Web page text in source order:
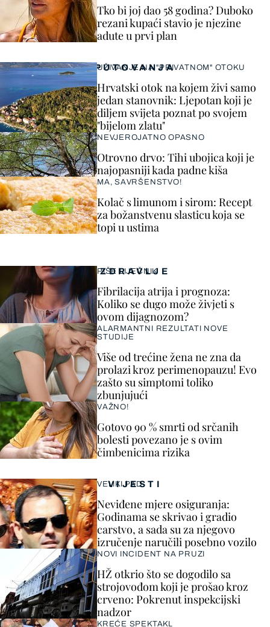
VIJESTI
VELIKI PAD
Neviđene mjere osiguranja:
Godinama se skrivao i gradio
carstvo, a sada su za njegovo
izručenje naručili posebno vozilo
NOVI INCIDENT NA PRUZI
HŽ otkrio što se dogodilo sa
strojovođom koji je prošao kroz
crveno: Pokrenut inspekcijski
nadzor
KREĆE SPEKTAKL
Tko bi joj dao 58 godina? Duboko
rezani kupaći stavio je njezine
adute u prvi plan
ZDRAVLJE
PIŠE LIJEČNIK
Fibrilacija atrija i prognoza:
Koliko se dugo može živjeti s
ovom dijagnozom?
ALARMANTNI REZULTATI NOVE
STUDIJE
Više od trećine žena ne zna da
prolazi kroz perimenopauzu! Evo
zašto su simptomi toliko
zbunjujući
VAŽNO!
Gotovo 90 % smrti od srčanih
bolesti povezano je s ovim
čimbenicima rizika
PUTOVANJA
UŽIVANJE NA "PRIVATNOM" OTOKU
Hrvatski otok na kojem živi samo
jedan stanovnik: Ljepotan koji je
diljem svijeta poznat po svojem
"bijelom zlatu"
NEVJEROJATNO OPASNO
Otrovno drvo: Tihi ubojica koji je
najopasniji kada padne kiša
MA, SAVRŠENSTVO!
Kolač s limunom i sirom: Recept
za božanstvenu slasticu koja se
topi u ustima